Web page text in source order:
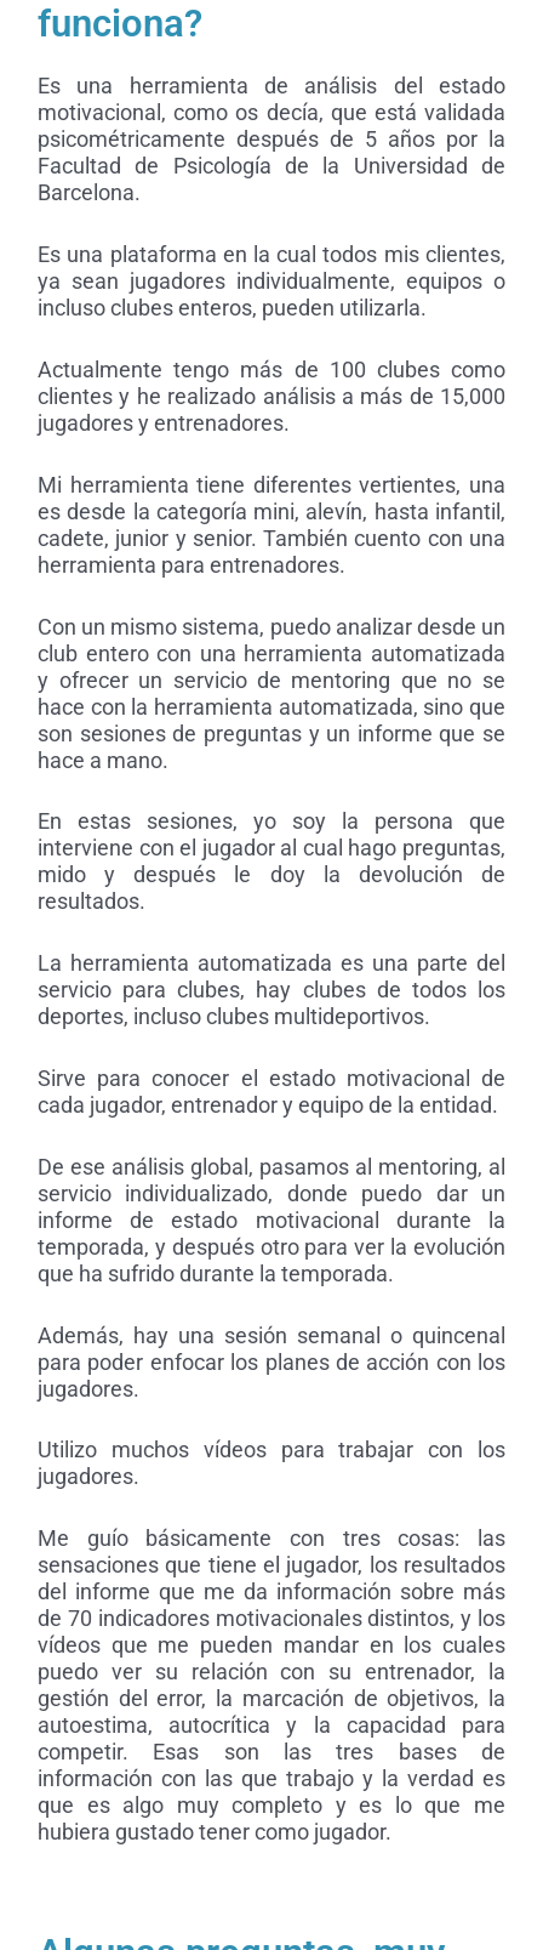
funciona?
Es una herramienta de análisis del estado
motivacional, como os decía, que está validada
psicométricamente después de 5 años por la
Facultad de Psicología de la Universidad de
Barcelona.
Es una plataforma en la cual todos mis clientes,
ya sean jugadores individualmente, equipos o
incluso clubes enteros, pueden utilizarla.
Actualmente tengo más de 100 clubes como
clientes y he realizado análisis a más de 15,000
jugadores y entrenadores.
Mi herramienta tiene diferentes vertientes, una
es desde la categoría mini, alevín, hasta infantil,
cadete, junior y senior. También cuento con una
herramienta para entrenadores.
Con un mismo sistema, puedo analizar desde un
club entero con una herramienta automatizada
y ofrecer un servicio de mentoring que no se
hace con la herramienta automatizada, sino que
son sesiones de preguntas y un informe que se
hace a mano.
En estas sesiones, yo soy la persona que
interviene con el jugador al cual hago preguntas,
mido y después le doy la devolución de
resultados.
La herramienta automatizada es una parte del
servicio para clubes, hay clubes de todos los
deportes, incluso clubes multideportivos.
Sirve para conocer el estado motivacional de
cada jugador, entrenador y equipo de la entidad.
De ese análisis global, pasamos al mentoring, al
servicio individualizado, donde puedo dar un
informe de estado motivacional durante la
temporada, y después otro para ver la evolución
que ha sufrido durante la temporada.
Además, hay una sesión semanal o quincenal
para poder enfocar los planes de acción con los
jugadores.
Utilizo muchos vídeos para trabajar con los
jugadores.
Me guío básicamente con tres cosas: las
sensaciones que tiene el jugador, los resultados
del informe que me da información sobre más
de 70 indicadores motivacionales distintos, y los
vídeos que me pueden mandar en los cuales
puedo ver su relación con su entrenador, la
gestión del error, la marcación de objetivos, la
autoestima, autocrítica y la capacidad para
competir. Esas son las tres bases de
información con las que trabajo y la verdad es
que es algo muy completo y es lo que me
hubiera gustado tener como jugador.